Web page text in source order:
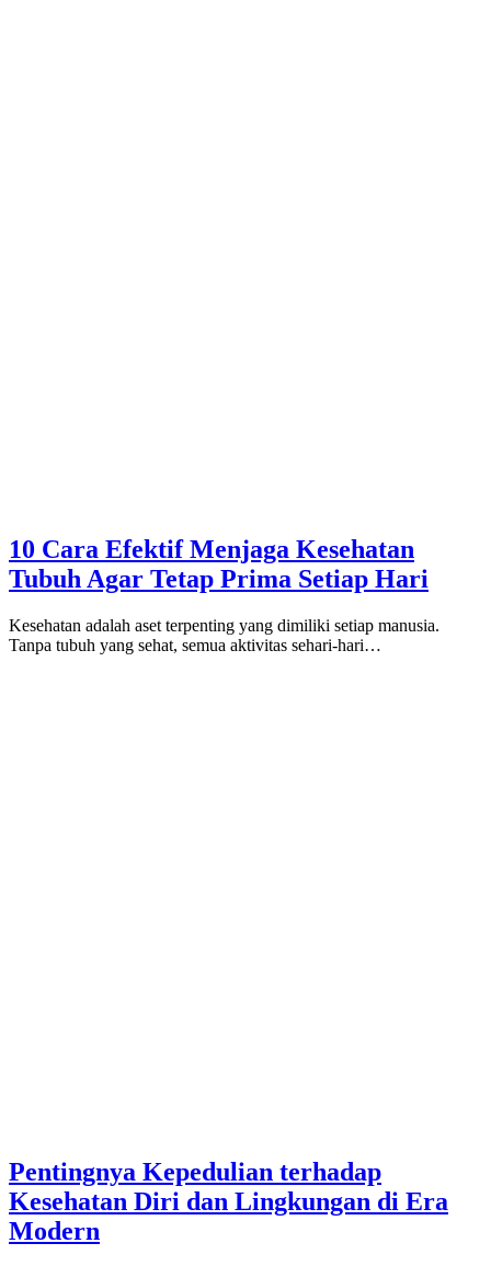
10 Cara Efektif Menjaga Kesehatan
Tubuh Agar Tetap Prima Setiap Hari
Kesehatan adalah aset terpenting yang dimiliki setiap manusia.
Tanpa tubuh yang sehat, semua aktivitas sehari-hari…
Pentingnya Kepedulian terhadap
Kesehatan Diri dan Lingkungan di Era
Modern